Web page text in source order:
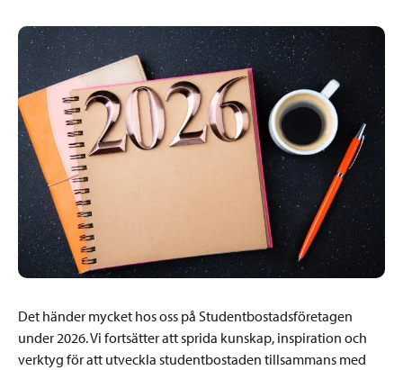
Det händer mycket hos oss på Studentbostadsföretagen
under 2026. Vi fortsätter att sprida kunskap, inspiration och
verktyg för att utveckla studentbostaden tillsammans med